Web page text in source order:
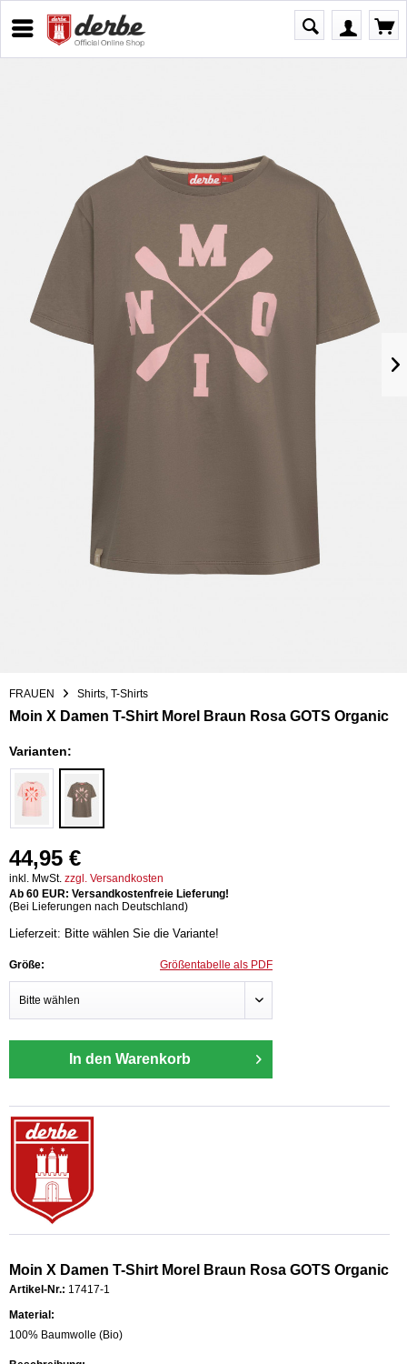
FRAUEN Shirts, T-Shirts
Moin X Damen T-Shirt Morel Braun Rosa GOTS Organic
Varianten:
44,95 €
inkl. MwSt. zzgl. Versandkosten
Ab 60 EUR: Versandkostenfreie Lieferung!
(Bei Lieferungen nach Deutschland)
Lieferzeit: Bitte wählen Sie die Variante!
Größe: Größentabelle als PDF
In den Warenkorb
Moin X Damen T-Shirt Morel Braun Rosa GOTS Organic
Artikel-Nr.: 17417-1
Material:
100% Baumwolle (Bio)